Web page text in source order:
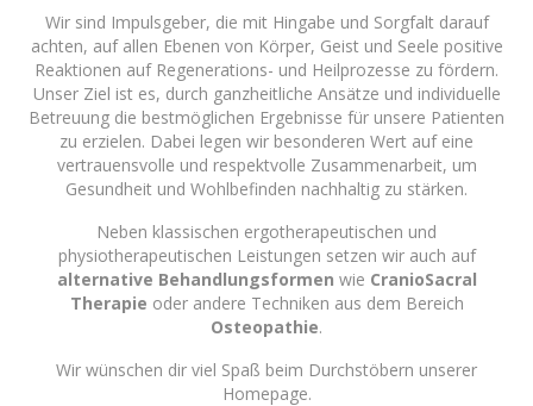
Wir sind Impulsgeber, die mit Hingabe und Sorgfalt darauf
achten, auf allen Ebenen von Körper, Geist und Seele positive
Reaktionen auf Regenerations- und Heilprozesse zu fördern.
Unser Ziel ist es, durch ganzheitliche Ansätze und individuelle
Betreuung die bestmöglichen Ergebnisse für unsere Patienten
zu erzielen. Dabei legen wir besonderen Wert auf eine
vertrauensvolle und respektvolle Zusammenarbeit, um
Gesundheit und Wohlbefinden nachhaltig zu stärken.
Neben klassischen ergotherapeutischen und
physiotherapeutischen Leistungen setzen wir auch auf
alternative Behandlungsformen wie CranioSacral
Therapie oder andere Techniken aus dem Bereich
Osteopathie.
Wir wünschen dir viel Spaß beim Durchstöbern unserer
Homepage.